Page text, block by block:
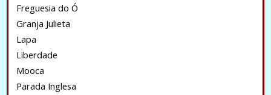
Freguesia do Ó
Granja Julieta
Lapa
Liberdade
Mooca
Parada Inglesa